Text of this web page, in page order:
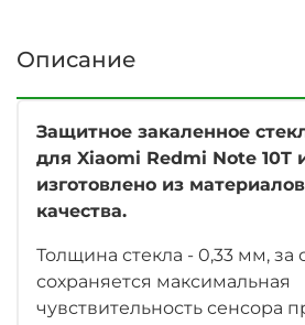
Описание
Защитное закаленное
для Xiaomi Redmi Note 10T
изготовлено из
качества.
Толщина стекла - 0,33 мм, за
сохраняется максимальная
чувствительность сенсора